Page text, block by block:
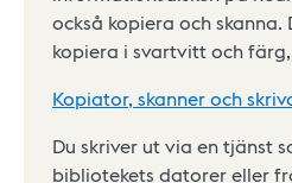
också kopiera och skanna.
kopiera i svartvitt och färg,
Kopiator, skanner och
Du skriver ut via en tjänst
bibliotekets datorer eller